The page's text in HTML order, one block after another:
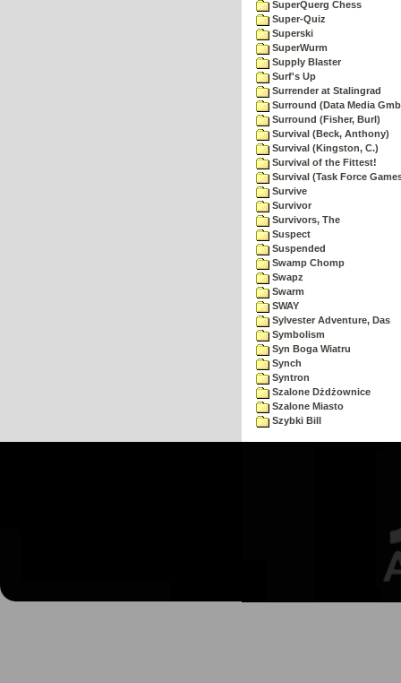
SuperQuerg Chess
Super-Quiz
Superski
SuperWurm
Supply Blaster
Surf's Up
Surrender at Stalingrad
Surround (Data Media
Surround (Fisher, Burl)
Survival (Beck, Anthony)
Survival (Kingston, C.)
Survival of the Fittest!
Survival (Task Force
Survive
Survivor
Survivors, The
Suspect
Suspended
Swamp Chomp
Swapz
Swarm
SWAY
Sylvester Adventure, Das
Symbolism
Syn Boga Wiatru
Synch
Syntron
Szalone Dżdżownice
Szalone Miasto
Szybki Bill